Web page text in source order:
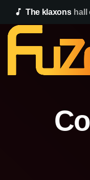
music_note The klaxons hall